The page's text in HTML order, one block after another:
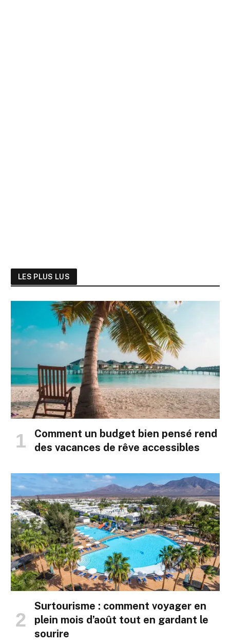
LES PLUS LUS
Comment un budget bien pensé rend
des vacances de rêve accessibles
Surtourisme : comment voyager en
plein mois d’août tout en gardant le
sourire